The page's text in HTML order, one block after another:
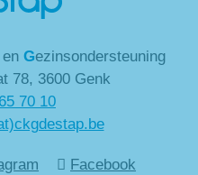
Gezinsondersteuning
78, 3600 Genk
70 10
Facebook